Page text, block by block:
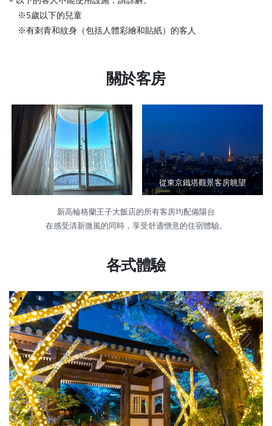
※5歲以下的兒童
※有刺青和紋身（包括人體彩繪和貼紙）的客人
關於客房
從東京鐵塔觀景客房眺望
新高輪格蘭王子大飯店的所有客房均配備陽台
在感受清新微風的同時，享受舒適愜意的住宿體驗。
各式體驗